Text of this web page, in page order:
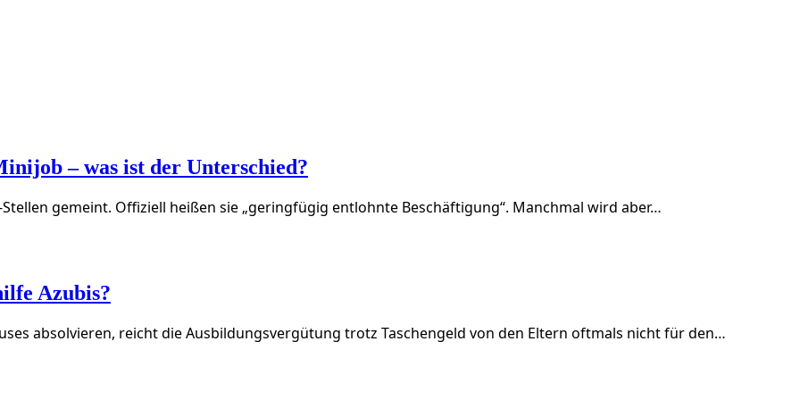
– was ist der Unterschied?
gemeint. Offiziell heißen sie „geringfügig entlohnte Beschäftigung“. Manchmal wird aber…
Azubis?
absolvieren, reicht die Ausbildungsvergütung trotz Taschengeld von den Eltern oftmals nicht für den…